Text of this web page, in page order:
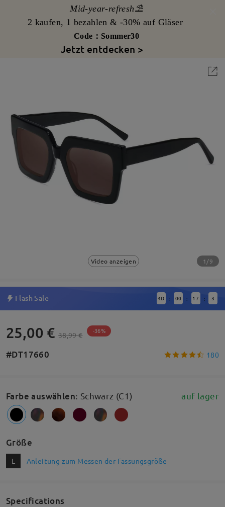
Mid-year-refresh⛱️
2 kaufen, 1 bezahlen & -30% auf Gläser
Code：Sommer30
Jetzt entdecken >
Video anzeigen 1/9
Flash Sale 4D : 00 : 17 : 2
25,00 € 38,99 € -36%
#DT17660 180
Farbe auswählen: Schwarz (C1) auf lager
Größe
L Anleitung zum Messen der Fassungsgröße
Specifications